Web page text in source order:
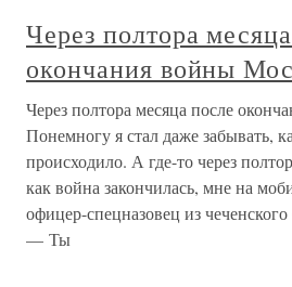
Через полтора
окончания войны
Через полтора месяца после
Понемногу я стал даже забывать,
происходило. А где-то через
как война закончилась, мне на
офицер-спецназовец из
— Ты